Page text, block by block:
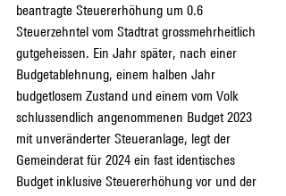
beantragte Steuererhöhung um 0.6
Steuerzehntel vom Stadtrat grossmehrheitlich
gutgeheissen. Ein Jahr später, nach einer
Budgetablehnung, einem halben Jahr
budgetlosem Zustand und einem vom Volk
schlussendlich angenommenen Budget 2023
mit unveränderter Steueranlage, legt der
Gemeinderat für 2024 ein fast identisches
Budget inklusive Steuererhöhung vor und der